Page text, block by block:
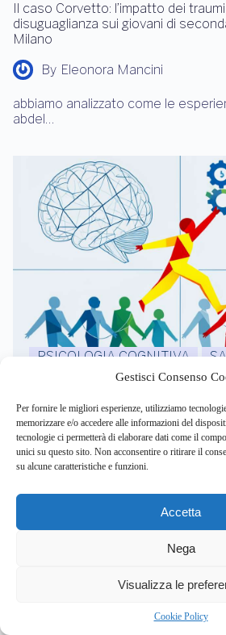
Gestisci Consenso
Per fornire le migliori esperienze, utilizziamo
memorizzare e/o accedere alle informazioni del
tecnologie ci permetterà di elaborare dati come il
unici su questo sito. Non acconsentire o ritirare il
su alcune caratteristiche e funzioni.
Accetta
Nega
Visualizza le
Cookie Policy
Il caso Corvetto: l’impatto dei
disuguaglianza sui giovani di
Milano
By Eleonora Mancini
abbiamo analizzato come le
abdel…
PSICOLOGIA COGNITIVA
Salute cerebrale, nuove strategie
declino cognitivo: i risultati dello
By Eleonora Mancini
nutrizione e stimolazione cognitiva,…